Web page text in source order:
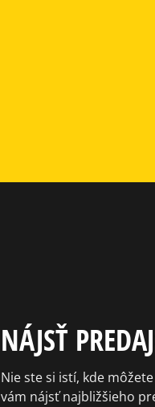
NÁJSŤ
Nie ste si istí, kde
vám nájsť najbližšieho